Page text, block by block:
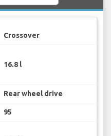
Crossover
16.8 l
Rear wheel drive
95